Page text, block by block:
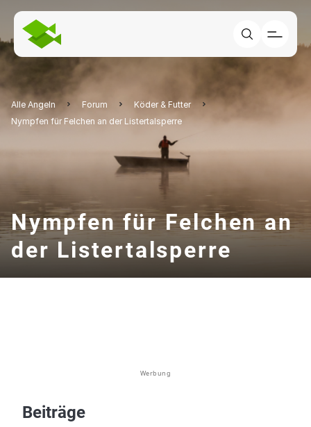
Alle Angeln Forum
Köder & Futter
Nympfen für Felchen an der Listertalsperre
Nympfen für Felchen an
der Listertalsperre
Werbung
Beiträge